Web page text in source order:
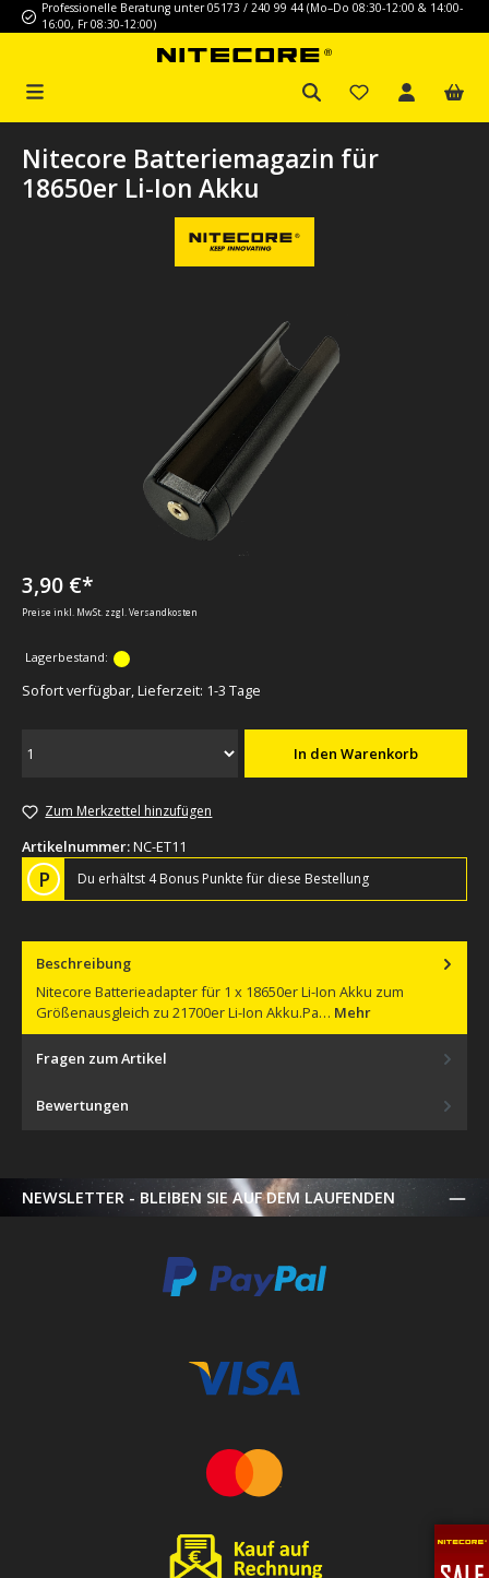
Zum Hauptinhalt springen
Professionelle Beratung unter 05173 / 240 99 44 (Mo–Do 08:30-12:00 & 14:00-
16:00, Fr 08:30-12:00)
Nitecore Batteriemagazin für
18650er Li-Ion Akku
3,90 €*
Preise inkl. MwSt. zzgl. Versandkosten
Lagerbestand:
Sofort verfügbar, Lieferzeit: 1-3 Tage
In den Warenkorb
Zum Merkzettel hinzufügen
Artikelnummer:NC-ET11
P Du erhältst 4 Bonus Punkte für diese Bestellung
Beschreibung
Nitecore Batterieadapter für 1 x 18650er Li-Ion Akku zum
Größenausgleich zu 21700er Li-Ion Akku.Pa… Mehr
Fragen zum Artikel
Bewertungen
NEWSLETTER - BLEIBEN SIE AUF DEM LAUFENDEN